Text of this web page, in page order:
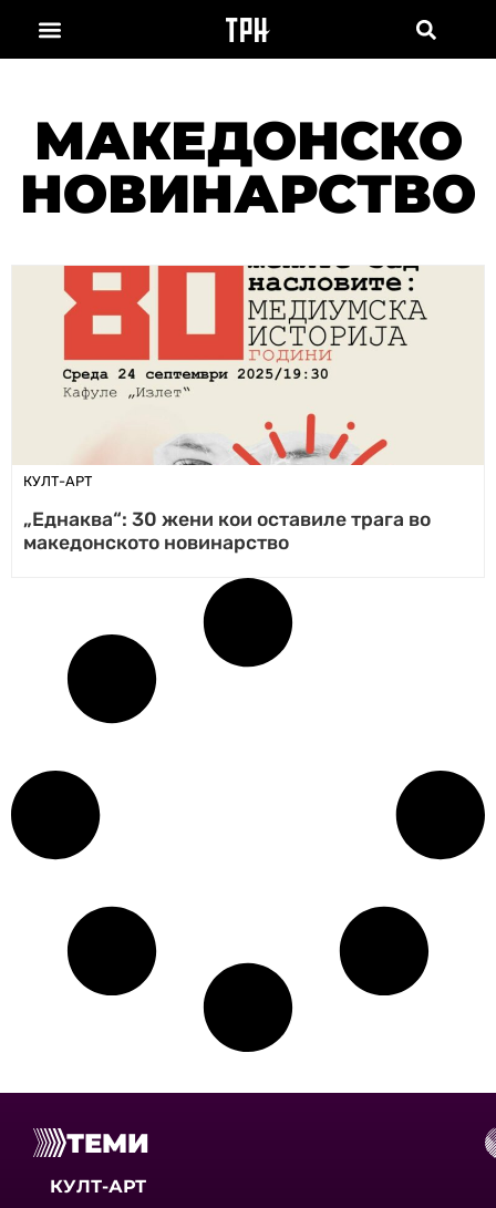
МАКЕДОНСКО
НОВИНАРСТВО
КУЛТ-АРТ
„Еднаква“: 30 жени кои оставиле трага во
македонското новинарство
ТЕМИ
КУЛТ-АРТ